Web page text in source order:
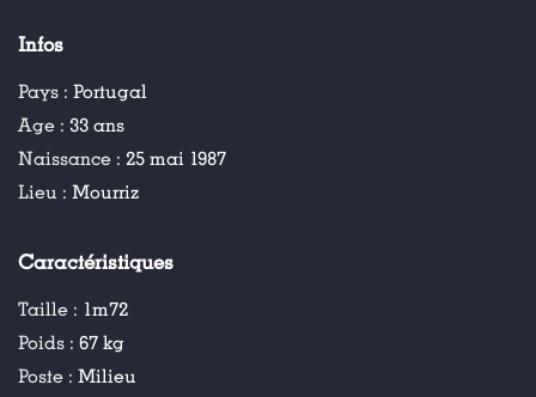
Infos
Pays : Portugal
Age : 33 ans
Naissance : 25 mai 1987
Lieu : Mourriz
Caractéristiques
Taille : 1m72
Poids : 67 kg
Poste : Milieu